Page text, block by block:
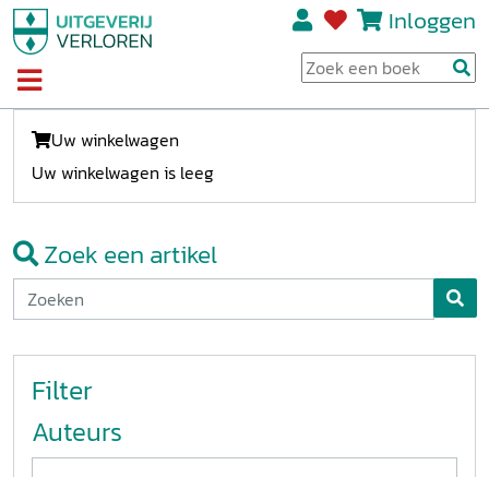
Inloggen
Uw winkelwagen
Uw winkelwagen is leeg
Zoek een artikel
Filter
Auteurs